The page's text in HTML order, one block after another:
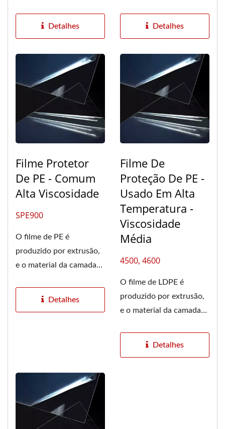
Detalhes
Detalhes
Filme Protetor
De PE - Comum
Alta Viscosidade
SPE900
O filme de PE é
produzido por extrusão,
e o material da camada
Detalhes
Filme De
Proteção De PE -
Usado Em Alta
Temperatura -
Viscosidade
Média
4500, 4600
O filme de LDPE é
produzido por extrusão,
e o material da camada
Detalhes